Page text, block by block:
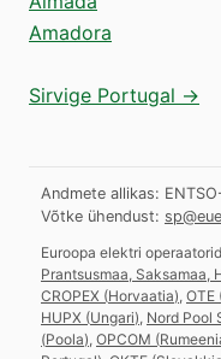
Amadora
Sirvige Portugal →
Andmete allikas:
Võtke ühendust:
Euroopa elektri
Prantsusmaa, Saksamaa,
CROPEX (Horvaatia) OTE
HUPX (Ungari) Nord Pool
(Poola) OPCOM (